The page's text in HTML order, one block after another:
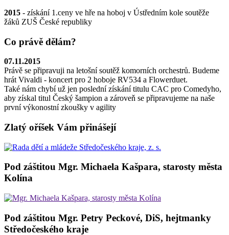
2015 - získání 1.ceny ve hře na hoboj v Ústředním kole soutěže
žáků ZUŠ České republiky
Co právě dělám?
07.11.2015
Právě se připravuji na letošní soutěž komorních orchestrů. Budeme
hrát Vivaldi - koncert pro 2 hoboje RV534 a Flowerduet.
Také nám chybí už jen poslední získání titulu CAC pro Comedyho,
aby získal titul Český šampion a zároveň se připravujeme na naše
první výkonostní zkoušky v agility
Zlatý oříšek Vám přinášejí
Pod záštitou Mgr. Michaela Kašpara, starosty města
Kolína
Pod záštitou Mgr. Petry Peckové, DiS, hejtmanky
Středočeského kraje